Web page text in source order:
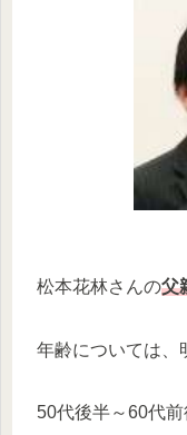
松本花林さんの父
年齢については、
50代後半～60代前